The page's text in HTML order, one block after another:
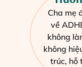
Cha mẹ
về
không
không
trúc, hỗ